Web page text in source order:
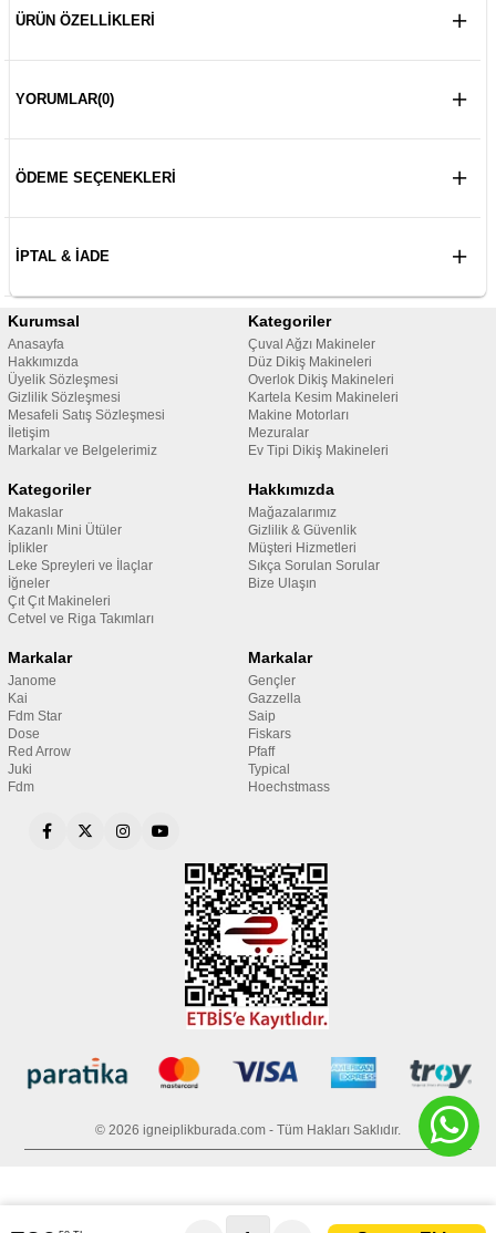
ÜRÜN ÖZELLIKLERI
YORUMLAR(0)
ÖDEME SEÇENEKLERI
İPTAL & İADE
Kurumsal
Anasayfa
Hakkımızda
Üyelik Sözleşmesi
Gizlilik Sözleşmesi
Mesafeli Satış Sözleşmesi
İletişim
Markalar ve Belgelerimiz
Kategoriler
Çuval Ağzı Makineler
Düz Dikiş Makineleri
Overlok Dikiş Makineleri
Kartela Kesim Makineleri
Makine Motorları
Mezuralar
Ev Tipi Dikiş Makineleri
Kategoriler
Makaslar
Kazanlı Mini Ütüler
İplikler
Leke Spreyleri ve İlaçlar
İğneler
Çıt Çıt Makineleri
Cetvel ve Riga Takımları
Hakkımızda
Mağazalarımız
Gizlilik & Güvenlik
Müşteri Hizmetleri
Sıkça Sorulan Sorular
Bize Ulaşın
Markalar
Janome
Kai
Fdm Star
Dose
Red Arrow
Juki
Fdm
Markalar
Gençler
Gazzella
Saip
Fiskars
Pfaff
Typical
Hoechstmass
© 2026 igneiplikburada.com - Tüm Hakları Saklıdır.